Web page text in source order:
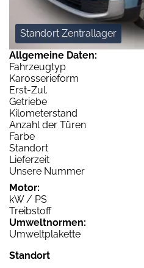
Standort Zentrallager
Allgemeine Daten:
Fahrzeugtyp
Karosserieform
Erst-Zul.
Getriebe
Kilometerstand
Anzahl der Türen
Farbe
Standort
Lieferzeit
Unsere Nummer
Motor:
kW / PS
Treibstoff
Umweltnormen:
Umweltplakette
Standort